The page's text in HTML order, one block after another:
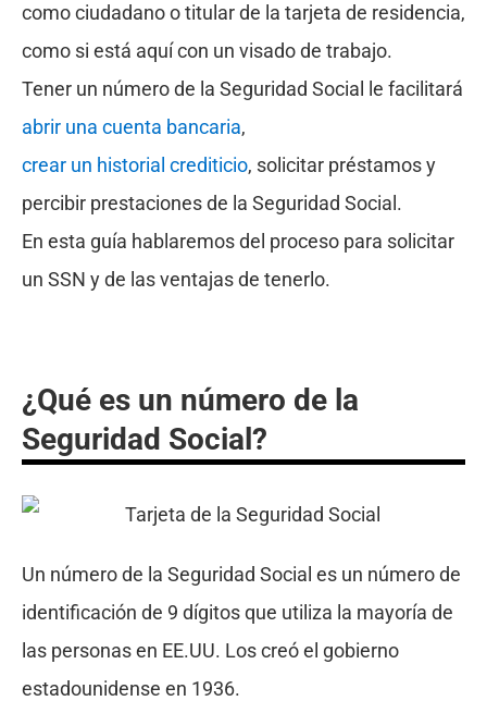
como ciudadano o titular de la tarjeta de residencia,
como si está aquí con un visado de trabajo.
Tener un número de la Seguridad Social le facilitará
abrir una cuenta bancaria,
crear un historial crediticio, solicitar préstamos y
percibir prestaciones de la Seguridad Social.
En esta guía hablaremos del proceso para solicitar
un SSN y de las ventajas de tenerlo.
¿Qué es un número de la
Seguridad Social?
Un número de la Seguridad Social es un número de
identificación de 9 dígitos que utiliza la mayoría de
las personas en EE.UU. Los creó el gobierno
estadounidense en 1936.